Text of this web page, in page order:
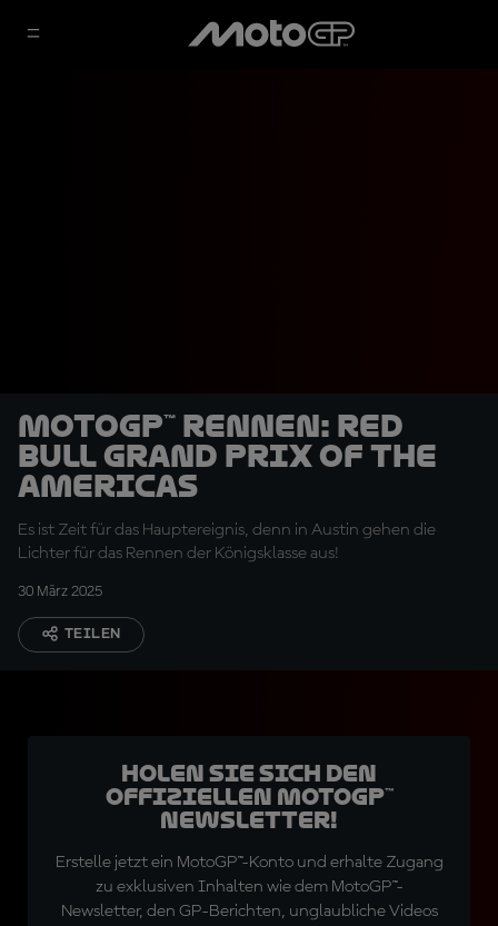
MotoGP™ Rennen: Red
Bull Grand Prix of The
Americas
Es ist Zeit für das Hauptereignis, denn in Austin gehen die
Lichter für das Rennen der Königsklasse aus!
30 März 2025
TEILEN
Holen Sie sich den
offiziellen MotoGP™
Newsletter!
Erstelle jetzt ein MotoGP™-Konto und erhalte Zugang
zu exklusiven Inhalten wie dem MotoGP™-
Newsletter, den GP-Berichten, unglaubliche Videos